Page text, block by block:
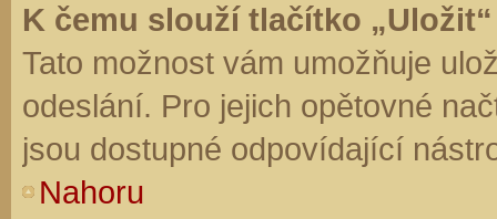
K čemu slouží tlačítko
Tato možnost vám umožňuje
odeslání. Pro jejich opětovné
jsou dostupné odpovídající
Nahoru